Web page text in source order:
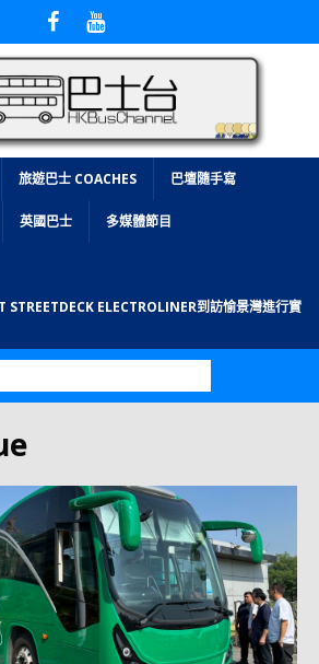
旅遊巴士 COACHES 巴壇隨手寫
英國巴士 多媒體節目
STREETDECK ELECTROLINER到訪愉景灣進行實